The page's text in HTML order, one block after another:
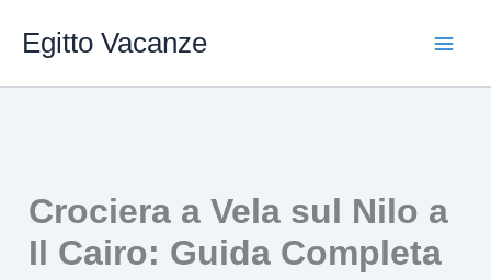
Egitto Vacanze
Crociera a Vela sul Nilo a
Il Cairo: Guida Completa